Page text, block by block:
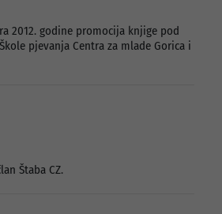
2012. godine promocija knjige pod
pjevanja Centra za mlade Gorica i
Štaba CZ.